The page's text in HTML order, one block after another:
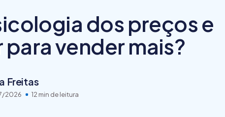
dos preços e
vender mais?
Freitas
2026 12 min de leitura